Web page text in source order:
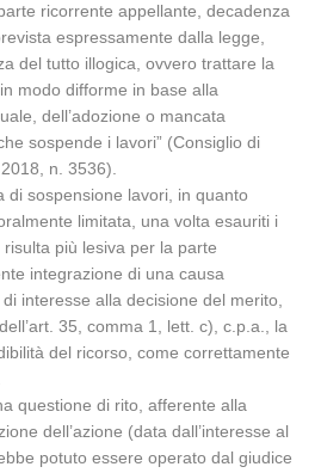
ricorrente appellante, decadenza
espressamente dalla legge,
del tutto illogica, ovvero trattare la
modo difforme in base alla
dell’adozione o mancata
sospende i lavori” (Consiglio di
n. 3536).
di sospensione lavori, in quanto
limitata, una volta esauriti i
più lesiva per la parte
integrazione di una causa
interesse alla decisione del merito,
35, comma 1, lett. c), c.p.a., la
del ricorso, come correttamente
questione di rito, afferente alla
dell’azione (data dall’interesse al
potuto essere operato dal giudice